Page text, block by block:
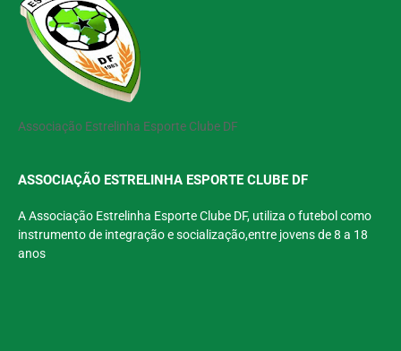
Associação Estrelinha Esporte Clube DF
ASSOCIAÇÃO ESTRELINHA ESPORTE CLUBE DF
A Associação Estrelinha Esporte Clube DF, utiliza o futebol como
instrumento de integração e socialização,entre jovens de 8 a 18
anos